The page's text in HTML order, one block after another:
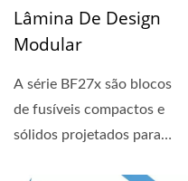
Lâmina De Design
Modular
A série BF27x são blocos
de fusíveis compactos e
sólidos projetados para